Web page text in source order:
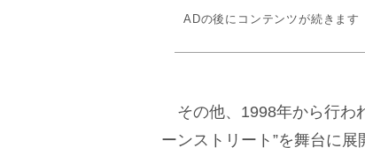
ADの後にコンテンツが続きます
その他、1998年から行わ
ーンストリート”を舞台に